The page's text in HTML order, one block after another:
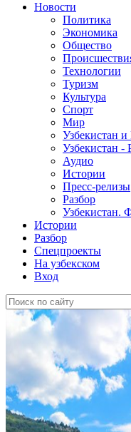
Новости
Политика
Экономика
Общество
Технологии
Туризм
Культура
Спорт
Мир
Узбекистан
Узбекистан -
Аудио
Истории
Пресс-релизы
Разбор
Узбекистан.
Истории
Разбор
Спецпроекты
На узбекском
Вход